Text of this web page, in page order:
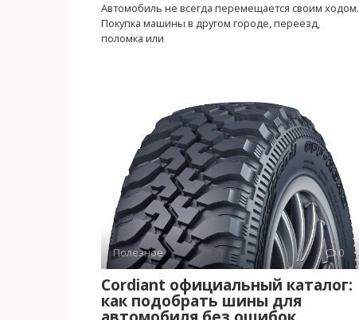
Автомобиль не всегда перемещается своим ходом.
Покупка машины в другом городе, переезд,
поломка или
Полезное 0
Cordiant официальный каталог:
как подобрать шины для